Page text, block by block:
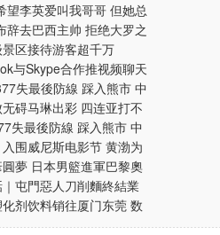
望李英爱叫我哥哥 但她总
辞去巴西主帅 拒绝大罗之
区接待游客超千万
与Skype合作推视频聊天
失最後防線 踩入熊市 中
碍马琳出彩 四连亚打不
失最後防線 踩入熊市 中
入围威尼斯电影节 黄渤为
夢 日本男籃進軍巴黎奧
屯門惡人刀削麵終結業
剂饮料销往厦门东莞 数